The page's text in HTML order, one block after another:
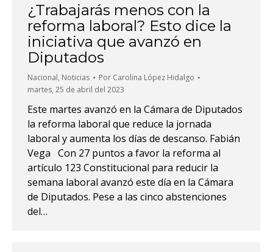
¿Trabajarás menos con la
reforma laboral? Esto dice la
iniciativa que avanzó en
Diputados
Nacional, Noticias Por Carolina López Hidalgo
martes, 25 de abril del 2023
Este martes avanzó en la Cámara de Diputados
la reforma laboral que reduce la jornada
laboral y aumenta los días de descanso. Fabián
Vega Con 27 puntos a favor la reforma al
artículo 123 Constitucional para reducir la
semana laboral avanzó este día en la Cámara
de Diputados. Pese a las cinco abstenciones
del…